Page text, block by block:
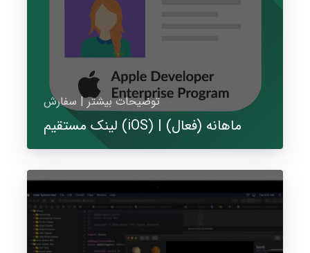
توضیحات بیشتر | سفارش
لینک مستقیم (iOS) | ماهانه (فعال)